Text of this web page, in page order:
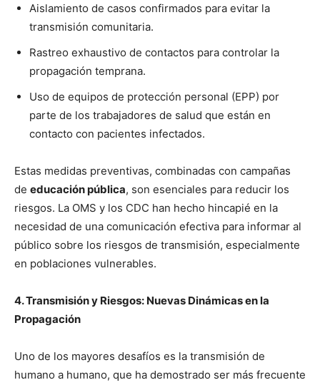
Aislamiento de casos confirmados para evitar la
transmisión comunitaria.
Rastreo exhaustivo de contactos para controlar la
propagación temprana.
Uso de equipos de protección personal (EPP) por
parte de los trabajadores de salud que están en
contacto con pacientes infectados.
Estas medidas preventivas, combinadas con campañas
de educación pública, son esenciales para reducir los
riesgos. La OMS y los CDC han hecho hincapié en la
necesidad de una comunicación efectiva para informar al
público sobre los riesgos de transmisión, especialmente
en poblaciones vulnerables.
4. Transmisión y Riesgos: Nuevas Dinámicas en la
Propagación
Uno de los mayores desafíos es la transmisión de
humano a humano, que ha demostrado ser más frecuente